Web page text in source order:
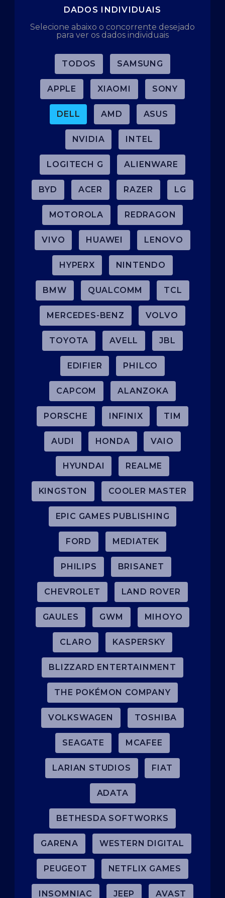
DADOS INDIVIDUAIS
Selecione abaixo o concorrente desejado
para ver os dados individuais
TODOS SAMSUNG
APPLE XIAOMI SONY
DELL AMD ASUS
NVIDIA INTEL
LOGITECH G ALIENWARE
BYD ACER RAZER LG
MOTOROLA REDRAGON
VIVO HUAWEI LENOVO
HYPERX NINTENDO
BMW QUALCOMM TCL
MERCEDES-BENZ VOLVO
TOYOTA AVELL JBL
EDIFIER PHILCO
CAPCOM ALANZOKA
PORSCHE INFINIX TIM
AUDI HONDA VAIO
HYUNDAI REALME
KINGSTON COOLER MASTER
EPIC GAMES PUBLISHING
FORD MEDIATEK
PHILIPS BRISANET
CHEVROLET LAND ROVER
GAULES GWM MIHOYO
CLARO KASPERSKY
BLIZZARD ENTERTAINMENT
THE POKÉMON COMPANY
VOLKSWAGEN TOSHIBA
SEAGATE MCAFEE
LARIAN STUDIOS FIAT
ADATA
BETHESDA SOFTWORKS
GARENA WESTERN DIGITAL
PEUGEOT NETFLIX GAMES
INSOMNIAC JEEP AVAST